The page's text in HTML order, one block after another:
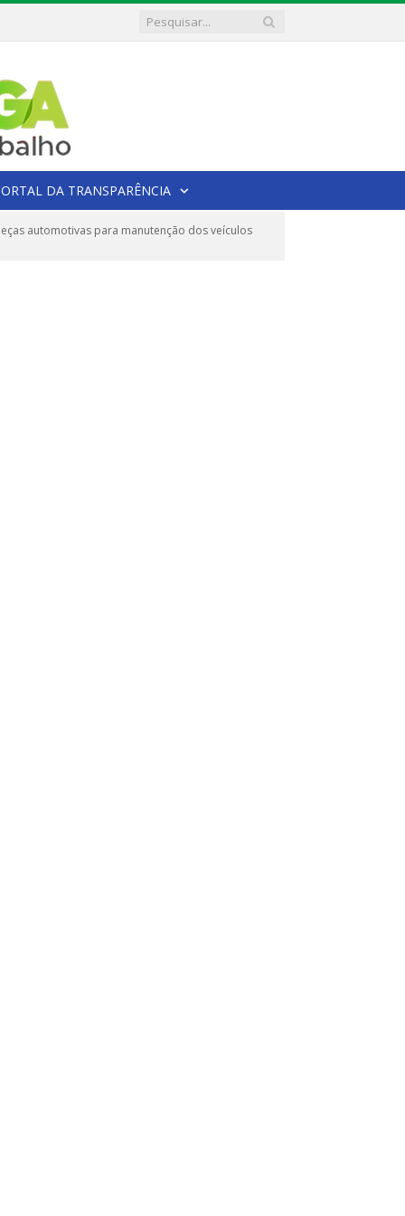
DA TRANSPARÊNCIA
automotivas para manutenção dos veículos